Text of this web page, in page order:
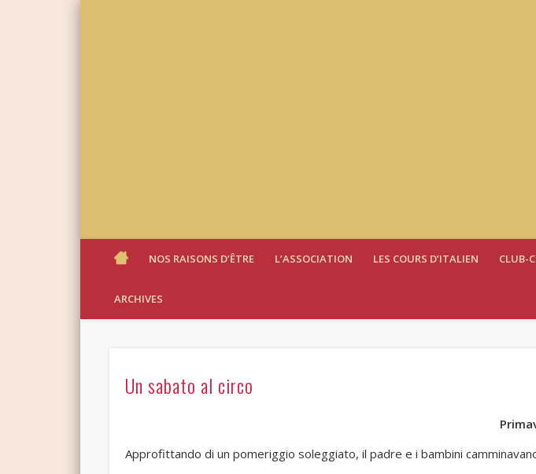
NOS RAISONS D’ÊTRE L’ASSOCIATION LES COURS D’ITALIEN CLUB-
ARCHIVES
Un sabato al circo
Approfittando di un pomeriggio soleggiato, il padre e i bambini